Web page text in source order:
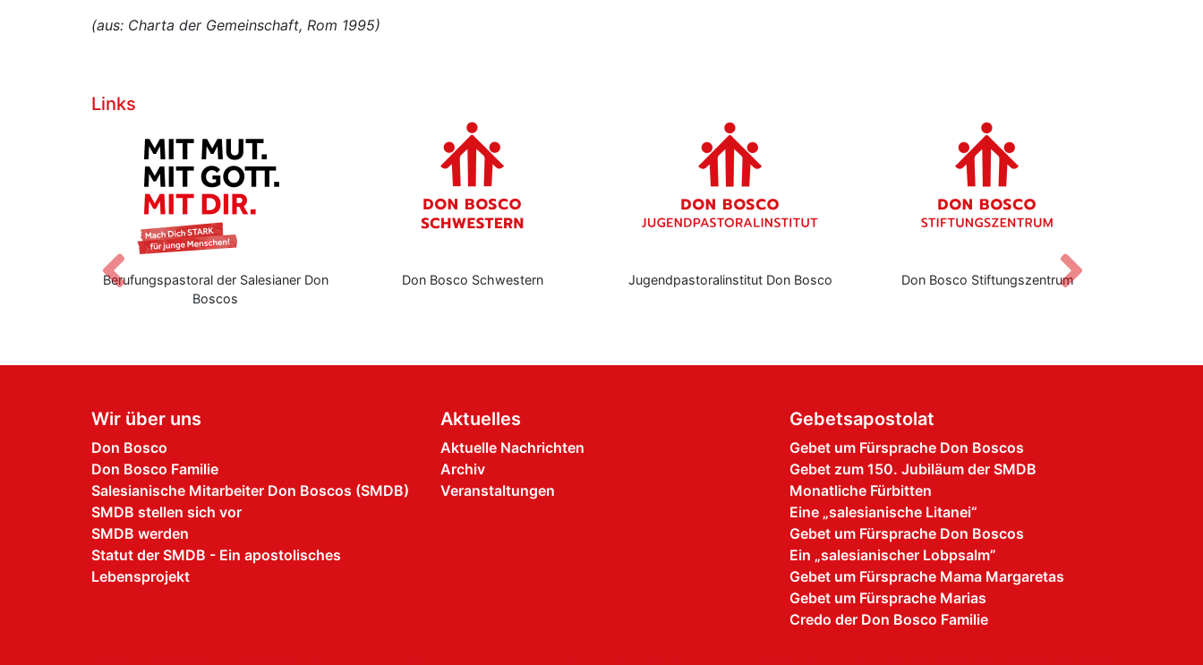
(aus: Charta der Gemeinschaft, Rom 1995)
Links
Berufungspastoral der Salesianer Don
Boscos
Don Bosco Schwestern Jugendpastoralinstitut Don Bosco Don Bosco Stiftungszentrum
Zurück
Wir über uns
Don Bosco
Don Bosco Familie
Salesianische Mitarbeiter Don Boscos (SMDB)
SMDB stellen sich vor
SMDB werden
Statut der SMDB - Ein apostolisches
Lebensprojekt
Aktuelles
Aktuelle Nachrichten
Archiv
Veranstaltungen
Gebetsapostolat
Gebet um Fürsprache Don Boscos
Gebet zum 150. Jubiläum der SMDB
Monatliche Fürbitten
Eine „salesianische Litanei“
Gebet um Fürsprache Don Boscos
Ein „salesianischer Lobpsalm”
Gebet um Fürsprache Mama Margaretas
Gebet um Fürsprache Marias
Credo der Don Bosco Familie